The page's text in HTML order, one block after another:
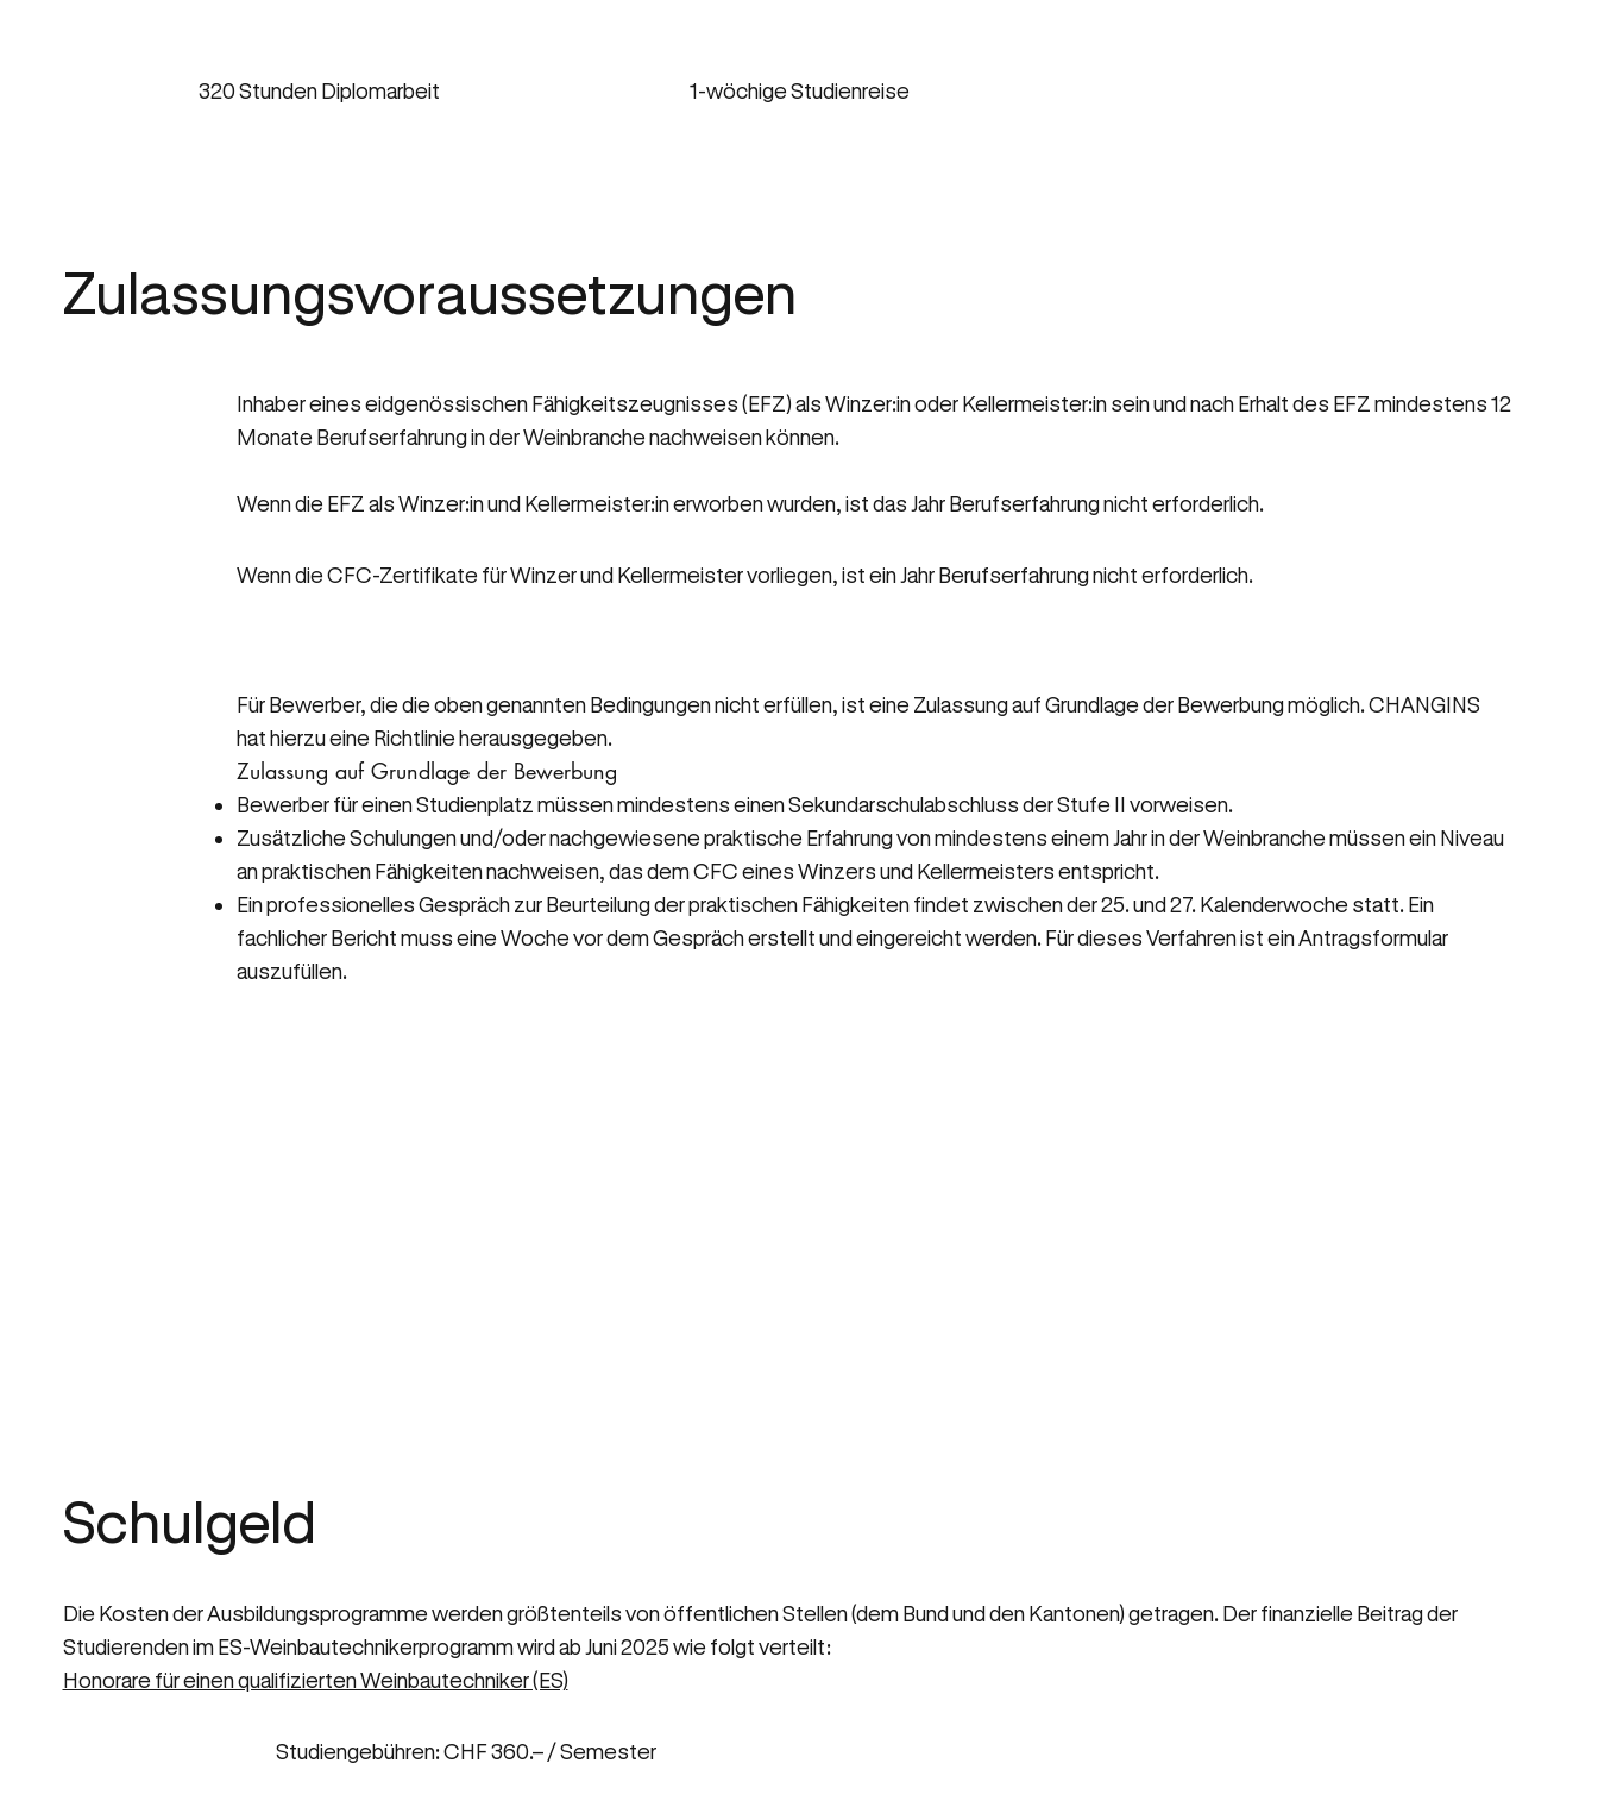
320 Stunden Diplomarbeit 1-wöchige Studienreise
Zulassungsvoraussetzungen
Inhaber eines eidgenössischen Fähigkeitszeugnisses (EFZ) als Winzer:in oder Kellermeister:in sein und nach Erhalt des EFZ mindestens 12
Monate Berufserfahrung in der Weinbranche nachweisen können.
Wenn die EFZ als Winzer:in und Kellermeister:in erworben wurden, ist das Jahr Berufserfahrung nicht erforderlich.
Wenn die CFC-Zertifikate für Winzer und Kellermeister vorliegen, ist ein Jahr Berufserfahrung nicht erforderlich.
Für Bewerber, die die oben genannten Bedingungen nicht erfüllen, ist eine Zulassung auf Grundlage der Bewerbung möglich. CHANGINS
hat hierzu eine Richtlinie herausgegeben.
Zulassung auf Grundlage der Bewerbung
Bewerber für einen Studienplatz müssen mindestens einen Sekundarschulabschluss der Stufe II vorweisen.
Zusätzliche Schulungen und/oder nachgewiesene praktische Erfahrung von mindestens einem Jahr in der Weinbranche müssen ein Niveau
an praktischen Fähigkeiten nachweisen, das dem CFC eines Winzers und Kellermeisters entspricht.
Ein professionelles Gespräch zur Beurteilung der praktischen Fähigkeiten findet zwischen der 25. und 27. Kalenderwoche statt. Ein
fachlicher Bericht muss eine Woche vor dem Gespräch erstellt und eingereicht werden. Für dieses Verfahren ist ein Antragsformular
auszufüllen.
Schulgeld
Die Kosten der Ausbildungsprogramme werden größtenteils von öffentlichen Stellen (dem Bund und den Kantonen) getragen. Der finanzielle Beitrag der
Studierenden im ES-Weinbautechnikerprogramm wird ab Juni 2025 wie folgt verteilt:
Honorare für einen qualifizierten Weinbautechniker (ES)
Studiengebühren: CHF 360.– / Semester